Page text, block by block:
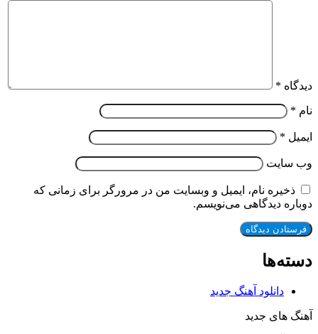
دیدگاه *
نام *
ایمیل *
وب‌ سایت
ذخیره نام، ایمیل و وبسایت من در مرورگر برای زمانی که
دوباره دیدگاهی می‌نویسم.
دسته‌ها
دانلود آهنگ جدید
آهنگ های جدید